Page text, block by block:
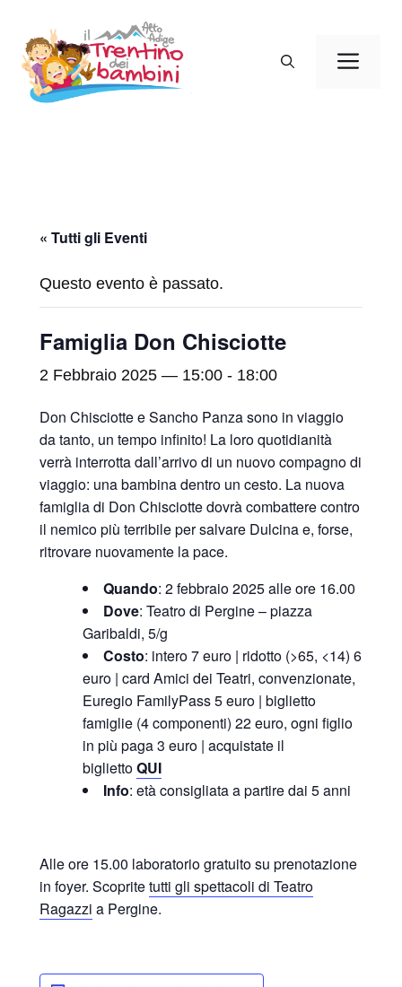
contenuto
« Tutti gli Eventi
Questo evento è passato.
Famiglia Don Chisciotte
2 Febbraio 2025 — 15:00 - 18:00
Don Chisciotte e Sancho Panza sono in viaggio
da tanto, un tempo infinito! La loro quotidianità
verrà interrotta dall’arrivo di un nuovo compagno di
viaggio: una bambina dentro un cesto. La nuova
famiglia di Don Chisciotte dovrà combattere contro
il nemico più terribile per salvare Dulcina e, forse,
ritrovare nuovamente la pace.
Quando: 2 febbraio 2025 alle ore 16.00
Dove: Teatro di Pergine – piazza
Garibaldi, 5/g
Costo: intero 7 euro | ridotto (>65, <14) 6
euro | card Amici dei Teatri, convenzionate,
Euregio FamilyPass 5 euro | biglietto
famiglie (4 componenti) 22 euro, ogni figlio
in più paga 3 euro | acquistate il
bigliettoQUI
Info: età consigliata a partire dai 5 anni
Alle ore 15.00 laboratorio gratuito su prenotazione
in foyer. Scopritetutti gli spettacoli di Teatro
Ragazzi a Pergine.